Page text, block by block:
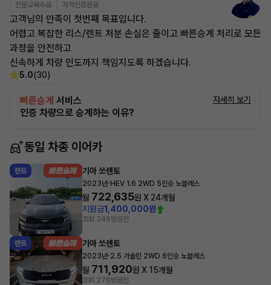
전문교육수료 자격인증완료
고객님의 만족이 첫번째 목표입니다.
어렵고 복잡한 리스/렌트 처분 손실은 줄이고 빠른승계 처리로 모든
과정을 안전하고
신속하게 차량 인도까지 책임지도록 하겠습니다.
5.0(30)
빠른승계 서비스
인증 차량으로 승계하는 이유?
자세히 보기
동일 차종 이어카
렌트 기아 쏘렌토
2023년· HEV 1.6 2WD 5인승 노블레스
월 722,635원 X 24개월
지원금1,400,000원
조회 345방금전
렌트 기아 쏘렌토
2023년·2.5 가솔린 2WD 6인승 노블레스
월 711,920원 X 15개월
조회 276방금전